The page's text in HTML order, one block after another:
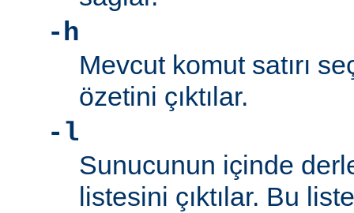
-h
Mevcut komut satırı
özetini çıktılar.
-l
Sunucunun içinde
listesini çıktılar. Bu